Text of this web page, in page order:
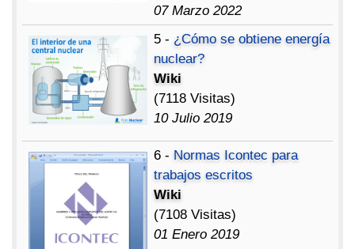
07 Marzo 2022
5 - ¿Cómo se obtiene energía
nuclear?
Wiki
(7118 Visitas)
10 Julio 2019
6 - Normas Icontec para
trabajos escritos
Wiki
(7108 Visitas)
01 Enero 2019